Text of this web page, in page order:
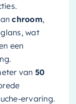
chroom,
wat
een
van 50
ervaring.